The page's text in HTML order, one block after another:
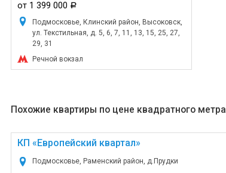
от 1 399 000 a
Подмосковье, Клинский район, Высоковск,
ул. Текстильная, д. 5, 6, 7, 11, 13, 15, 25, 27,
29, 31
Речной вокзал
Похожие квартиры по цене квадратного метра
КП «Европейский квартал»
Подмосковье, Раменский район, д.Прудки